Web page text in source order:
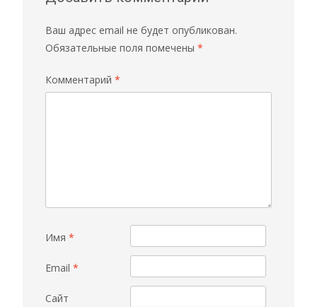
Ваш адрес email не будет опубликован.
Обязательные поля помечены *
Комментарий *
Имя *
Email *
Сайт